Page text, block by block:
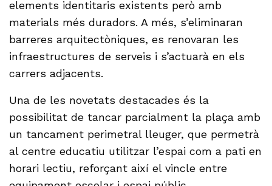
elements identitaris existents però amb
materials més duradors. A més, s’eliminaran
barreres arquitectòniques, es renovaran les
infraestructures de serveis i s’actuarà en els
carrers adjacents.
Una de les novetats destacades és la
possibilitat de tancar parcialment la plaça amb
un tancament perimetral lleuger, que permetrà
al centre educatiu utilitzar l’espai com a pati en
horari lectiu, reforçant així el vincle entre